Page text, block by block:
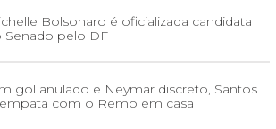
Bolsonaro é oficializada candidata
Senado pelo DF
gol anulado e Neymar discreto, Santos
com o Remo em casa